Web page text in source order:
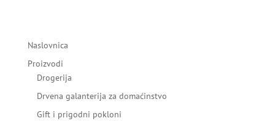
Naslovnica
Proizvodi
Drogerija
Drvena galanterija za domaćinstvo
Gift i prigodni pokloni